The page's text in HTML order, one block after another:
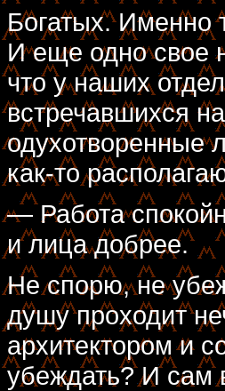
Богатых. Именно
И еще одно свое
что у наших
встречавшихся
одухотворенные
как-то
— Работа
и лица добрее.
Не спорю, не
душу проходит
архитектором и
убеждать? И сам